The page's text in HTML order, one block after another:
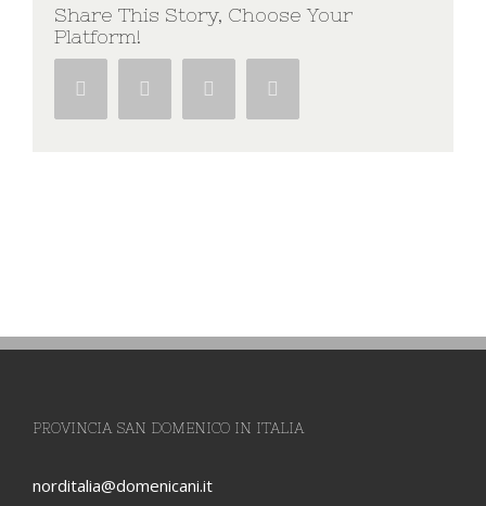
Share This Story, Choose Your
Platform!
Facebook Twitter Google+
PROVINCIA SAN DOMENICO IN ITALIA
norditalia@domenicani.it